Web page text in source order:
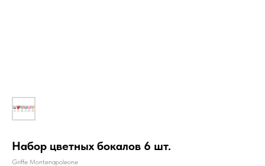
Набор цветных бокалов 6 шт.
Griffe Montenapoleone